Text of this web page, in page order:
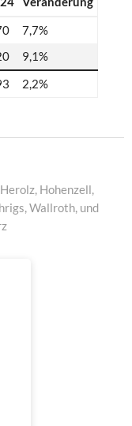
7,7%
9,1%
2,2%
Hohenzell,
Wallroth, und